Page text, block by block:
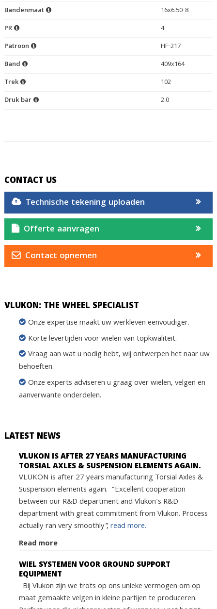
Bandenmaat
16x6.50-8
PR
4
Patroon
HF-217
Band
409x164
Trek
102
Druk bar
2.0
CONTACT US
Technische tekening uploaden
Offerte aanvragen
Contact opnemen
VLUKON: THE WHEEL SPECIALIST
Onze expertise maakt uw werkleven eenvoudiger.
Korte levertijden voor wielen van topkwaliteit.
Vraag aan wat u nodig hebt, wij ontwerpen het naar uw
behoeften.
Onze experts adviseren u graag over wielen, velgen en
aanverwante onderdelen.
LATEST NEWS
VLUKON IS AFTER 27 YEARS MANUFACTURING
TORSIAL AXLES & SUSPENSION ELEMENTS AGAIN.
VLUKON is after 27 years manufacturing Torsial Axles &
Suspension elements again. “Excellent cooperation
between our R&D department and Vlukon's R&D
department with great commitment from Vlukon. Process
actually ran very smoothly”,read more.
Read more
WIEL SYSTEMEN VOOR GROUND SUPPORT
EQUIPMENT
Bij Vlukon zijn we trots op ons unieke vermogen om op
maat gemaakte velgen in kleine partijen te produceren.